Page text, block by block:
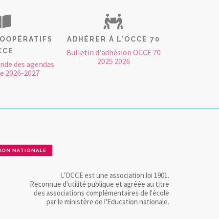
les responsabilités des personnes
le temps scolaire, l’assurance scolaire
est plus étendu.
des agendas
2026-2027
ADHÉRER À L'OCCE 70
Bulletin d'adhésion OCCE 70
2025 2026
NATIONALE
L'OCCE est une association loi 1901.
Reconnue d'utilité publique et agréée au titre
des associations complémentaires de l'école
par le ministère de l'Education nationale.